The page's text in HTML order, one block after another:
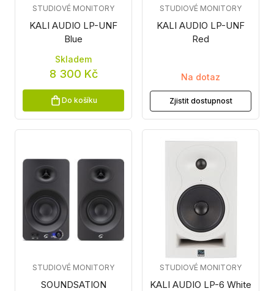
KALI AUDIO LP-UNF
Blue
STUDIOVÉ MONITORY
Skladem
8 300 Kč
Do košíku
KALI AUDIO LP-UNF
Red
STUDIOVÉ MONITORY
Na dotaz
Zjistit dostupnost
SOUNDSATION
STUDIOVÉ MONITORY
KALI AUDIO LP-6 White
STUDIOVÉ MONITORY